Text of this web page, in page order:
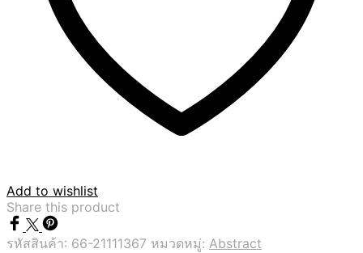
Add to wishlist
Share this product
รหัสสินค้า: 66-21111367 หมวดหมู่: Abstract